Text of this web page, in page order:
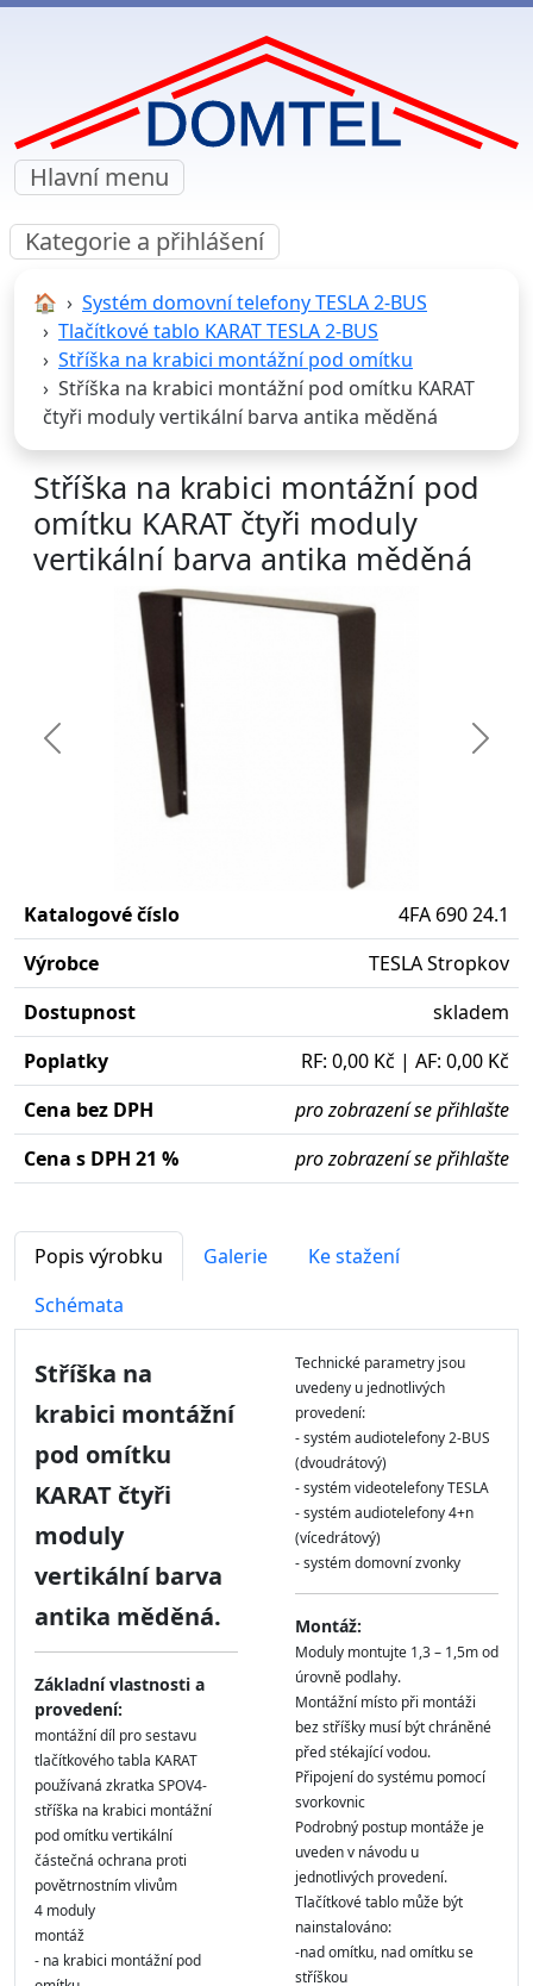
Hlavní menu
Kategorie a přihlášení
🏠︎
Systém domovní telefony TESLA 2-BUS
Tlačítkové tablo KARAT TESLA 2-BUS
Stříška na krabici montážní pod omítku
Stříška na krabici montážní pod omítku KARAT
čtyři moduly vertikální barva antika měděná
Stříška na krabici montážní pod
omítku KARAT čtyři moduly
vertikální barva antika měděná
Předchozí Další
Katalogové číslo
4FA 690 24.1
Výrobce
TESLA Stropkov
Dostupnost
skladem
Poplatky
RF: 0,00 Kč | AF: 0,00 Kč
Cena bez DPH
pro zobrazení se přihlašte
Cena s DPH 21 %
pro zobrazení se přihlašte
Popis výrobku Galerie
Ke stažení
Schémata
Stříška na
krabici montážní
pod omítku
KARAT čtyři
moduly
vertikální barva
antika měděná.
Základní vlastnosti a
provedení:
montážní díl pro sestavu
tlačítkového tabla KARAT
používaná zkratka SPOV4-
stříška na krabici montážní
pod omítku vertikální
částečná ochrana proti
povětrnostním vlivům
4 moduly
montáž
- na krabici montážní pod
Technické parametry jsou
uvedeny u jednotlivých
provedení:
- systém audiotelefony 2-BUS
(dvoudrátový)
- systém videotelefony TESLA
- systém audiotelefony 4+n
(vícedrátový)
- systém domovní zvonky
Montáž:
Moduly montujte 1,3 – 1,5m od
úrovně podlahy.
Montážní místo při montáži
bez stříšky musí být chráněné
před stékající vodou.
Připojení do systému pomocí
svorkovnic
Podrobný postup montáže je
uveden v návodu u
jednotlivých provedení.
Tlačítkové tablo může být
nainstalováno:
-nad omítku, nad omítku se
stříškou